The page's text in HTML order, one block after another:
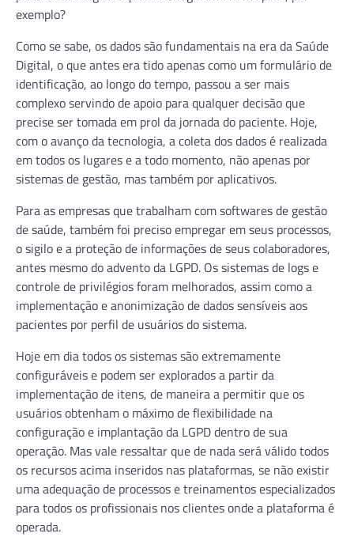
exemplo?
Como se sabe, os dados são fundamentais na era da Saúde
Digital, o que antes era tido apenas como um formulário de
identificação, ao longo do tempo, passou a ser mais
complexo servindo de apoio para qualquer decisão que
precise ser tomada em prol da jornada do paciente. Hoje,
com o avanço da tecnologia, a coleta dos dados é realizada
em todos os lugares e a todo momento, não apenas por
sistemas de gestão, mas também por aplicativos.
Para as empresas que trabalham com softwares de gestão
de saúde, também foi preciso empregar em seus processos,
o sigilo e a proteção de informações de seus colaboradores,
antes mesmo do advento da LGPD. Os sistemas de logs e
controle de privilégios foram melhorados, assim como a
implementação e anonimização de dados sensíveis aos
pacientes por perfil de usuários do sistema.
Hoje em dia todos os sistemas são extremamente
configuráveis e podem ser explorados a partir da
implementação de itens, de maneira a permitir que os
usuários obtenham o máximo de flexibilidade na
configuração e implantação da LGPD dentro de sua
operação. Mas vale ressaltar que de nada será válido todos
os recursos acima inseridos nas plataformas, se não existir
uma adequação de processos e treinamentos especializados
para todos os profissionais nos clientes onde a plataforma é
operada.